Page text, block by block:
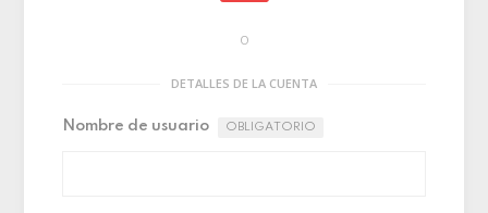
O
DETALLES DE LA CUENTA
Nombre de usuario OBLIGATORIO